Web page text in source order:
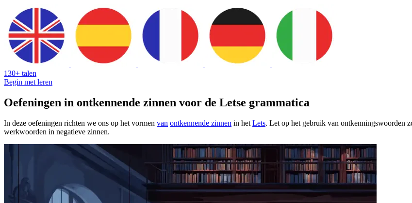
130+ talen
Begin met leren
Oefeningen in ontkennende zinnen voor de Letse grammatica
In deze oefeningen richten we ons op het vormen van ontkennende zinnen in het Lets. Let op het gebruik van ontkenningswoorden
werkwoorden in negatieve zinnen.